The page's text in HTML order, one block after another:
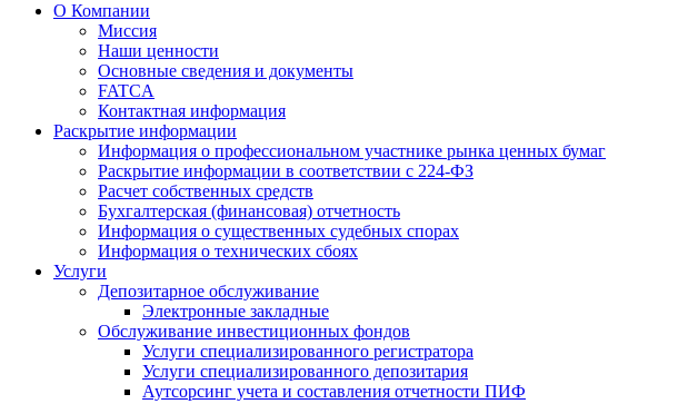
О Компании
Миссия
Наши ценности
Основные сведения и документы
FATCA
Контактная информация
Раскрытие информации
Информация о профессиональном участнике рынка ценных бумаг
Раскрытие информации в соответствии с 224-ФЗ
Расчет собственных средств
Бухгалтерская (финансовая) отчетность
Информация о существенных судебных спорах
Информация о технических сбоях
Услуги
Депозитарное обслуживание
Электронные закладные
Обслуживание инвестиционных фондов
Услуги специализированного регистратора
Услуги специализированного депозитария
Аутсорсинг учета и составления отчетности ПИФ